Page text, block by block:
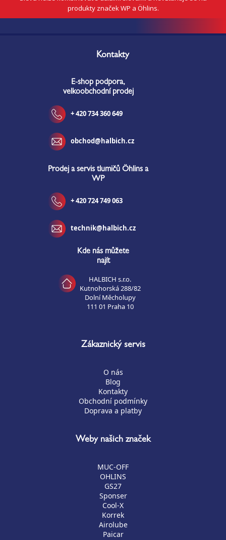
produkty značek WP a Öhlins.
Kontakty
E-shop podpora,
velkoobchodní prodej
+ 420 734 360 649
obchod@halbich.cz
Prodej a servis tlumičů Öhlins a
WP
+ 420 724 749 063
technik@halbich.cz
Kde nás můžete
najít
HALBICH s.r.o.
Kutnohorská 288/82
Dolní Měcholupy
111 01 Praha 10
Zákaznický servis
O nás
Blog
Kontakty
Obchodní podmínky
Doprava a platby
Weby našich značek
MUC-OFF
OHLINS
GS27
Sponser
Cool-X
Korrek
Airolube
Paicar